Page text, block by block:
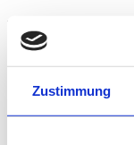
Zustimmung
Kfz-Gutachten
für Fahrzeuge
Wir ermitteln den
Sie haben Fragen zu Ihrem